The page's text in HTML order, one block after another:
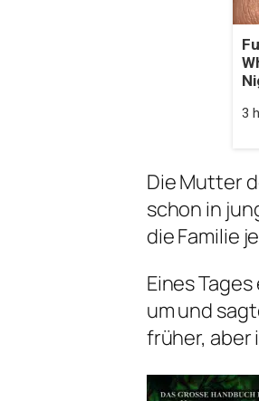
3
Die Mutter
schon in
die Familie
Eines
um und
früher, aber